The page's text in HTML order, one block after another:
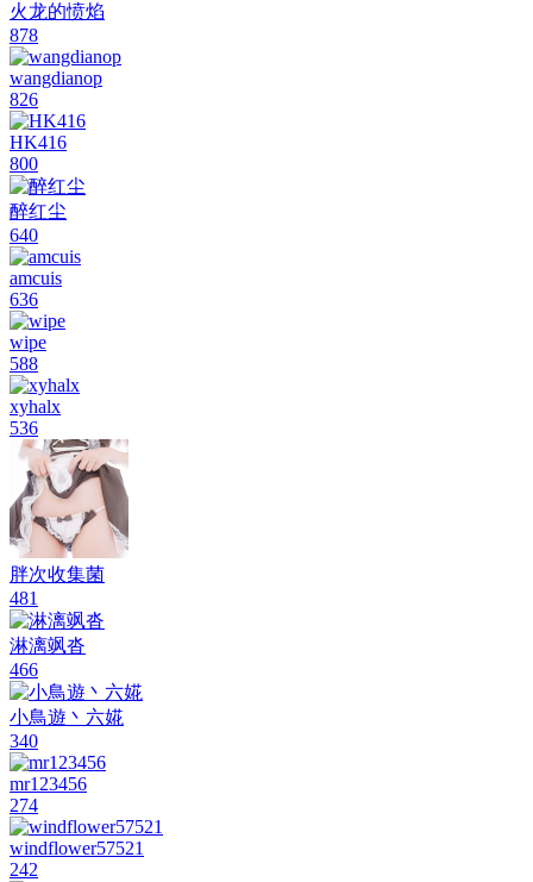
火龙的愤焰
878
wangdianop
826
HK416
800
醉红尘
640
amcuis
636
wipe
588
xyhalx
536
胖次收集菌
481
淋漓飒沓
466
小鳥遊丶六婲
340
mr123456
274
windflower57521
242